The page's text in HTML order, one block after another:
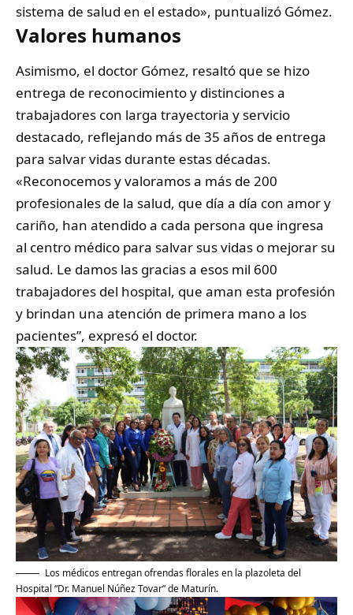
sistema de salud en el estado», puntualizó Gómez.
Valores humanos
Asimismo, el doctor Gómez, resaltó que se hizo
entrega de reconocimiento y distinciones a
trabajadores con larga trayectoria y servicio
destacado, reflejando más de 35 años de entrega
para salvar vidas durante estas décadas.
«Reconocemos y valoramos a más de 200
profesionales de la salud, que día a día con amor y
cariño, han atendido a cada persona que ingresa
al centro médico para salvar sus vidas o mejorar su
salud. Le damos las gracias a esos mil 600
trabajadores del hospital, que aman esta profesión
y brindan una atención de primera mano a los
pacientes”, expresó el doctor.
Los médicos entregan ofrendas florales en la plazoleta del
Hospital “Dr. Manuel Núñez Tovar” de Maturín.